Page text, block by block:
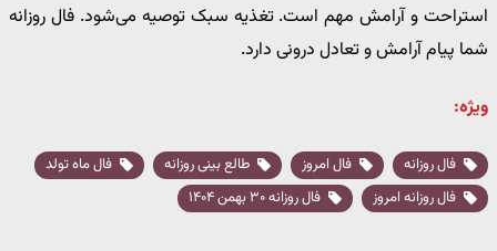
استراحت و آرامش مهم است. تغذیه سبک توصیه می‌شود. فال روزانه
شما پیام آرامش و تعادل درونی دارد.
ویژه:
فال روزانه فال امروز طالع بینی روزانه
فال ماه تولد
فال روزانه امروز
فال روزانه ۳۰ بهمن ۱۴۰۴